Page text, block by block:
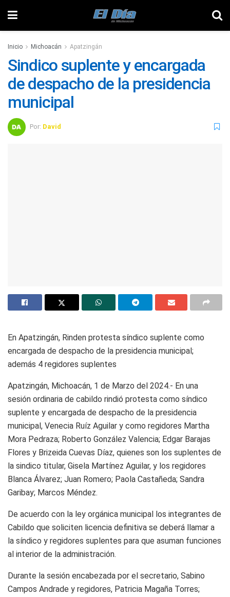
Inicio Michoacán Apatzingán
Sindico suplente y encargada
de despacho de la presidencia
municipal
Por: David
En Apatzingán, Rinden protesta síndico suplente como
encargada de despacho de la presidencia municipal;
además 4 regidores suplentes
Apatzingán, Michoacán, 1 de Marzo del 2024.- En una
sesión ordinaria de cabildo rindió protesta como síndico
suplente y encargada de despacho de la presidencia
municipal, Venecia Ruíz Aguilar y como regidores Martha
Mora Pedraza; Roberto González Valencia; Edgar Barajas
Flores y Brizeida Cuevas Díaz, quienes son los suplentes de
la sindico titular, Gisela Martínez Aguilar, y los regidores
Blanca Álvarez; Juan Romero; Paola Castañeda; Sandra
Garibay; Marcos Méndez.
De acuerdo con la ley orgánica municipal los integrantes de
Cabildo que soliciten licencia definitiva se deberá llamar a
la síndico y regidores suplentes para que asuman funciones
al interior de la administración.
Durante la sesión encabezada por el secretario, Sabino
Campos Andrade y regidores, Patricia Magaña Torres;